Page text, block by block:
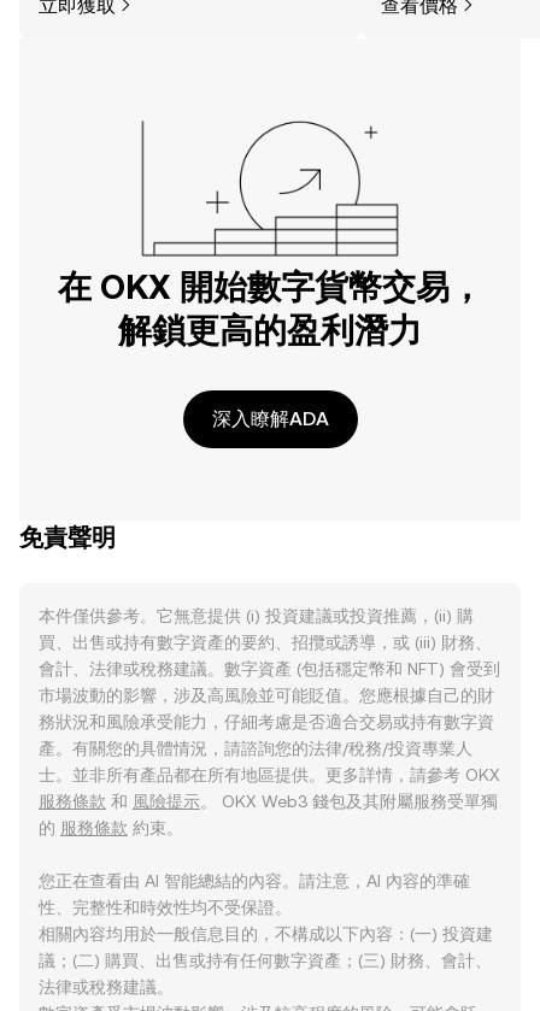
立即獲取 查看價格
在 OKX 開始數字貨幣交易，
解鎖更高的盈利潛力
深入瞭解ADA
免責聲明
本件僅供參考。它無意提供 (i) 投資建議或投資推薦，(ii) 購
買、出售或持有數字資產的要約、招攬或誘導，或 (iii) 財務、
會計、法律或稅務建議。數字資產 (包括穩定幣和 NFT) 會受到
市場波動的影響，涉及高風險並可能貶值。您應根據自己的財
務狀況和風險承受能力，仔細考慮是否適合交易或持有數字資
產。有關您的具體情況，請諮詢您的法律/稅務/投資專業人
士。並非所有產品都在所有地區提供。更多詳情，請參考 OKX
服務條款 和 風險提示。 OKX Web3 錢包及其附屬服務受單獨
的 服務條款 約束。
您正在查看由 AI 智能總結的內容。請注意，AI 內容的準確
性、完整性和時效性均不受保證。
相關內容均用於一般信息目的，不構成以下內容：(一) 投資建
議；(二) 購買、出售或持有任何數字資產；(三) 財務、會計、
法律或稅務建議。